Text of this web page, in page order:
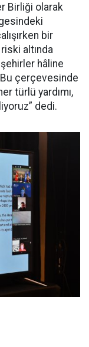
Birliği olarak
bir
altında
hâline
çerçevesinde
türlü yardımı,
dedi.